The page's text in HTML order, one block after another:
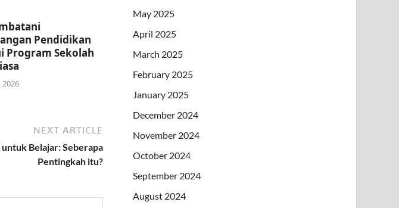
Pendidikan
Program Sekolah
NEXT ARTICLE
Belajar: Seberapa
Pentingkah itu?
May 2025
April 2025
March 2025
February 2025
January 2025
December 2024
November 2024
October 2024
September 2024
August 2024